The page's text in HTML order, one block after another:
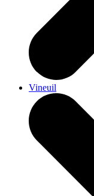
Vineuil